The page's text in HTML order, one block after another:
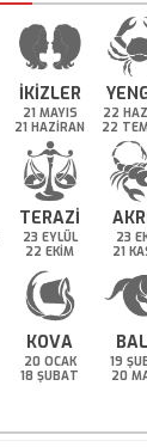
İKİZLER
21 MAYIS
21 HAZİRAN
22
22
TERAZİ
23 EYLÜL
22 EKİM
23
21
KOVA
20 OCAK
18 ŞUBAT
19
20